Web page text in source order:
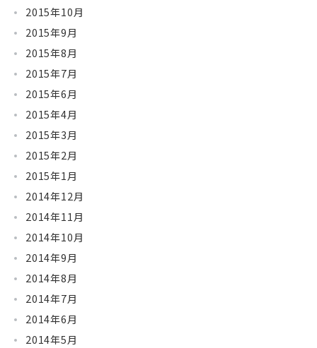
2015年10月
2015年9月
2015年8月
2015年7月
2015年6月
2015年4月
2015年3月
2015年2月
2015年1月
2014年12月
2014年11月
2014年10月
2014年9月
2014年8月
2014年7月
2014年6月
2014年5月